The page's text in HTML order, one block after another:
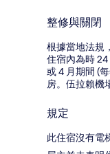
整修與關閉
根據當地法規
住宿內為時
或 4 月期間 (
房。伍拉賴機
規定
此住宿沒有電